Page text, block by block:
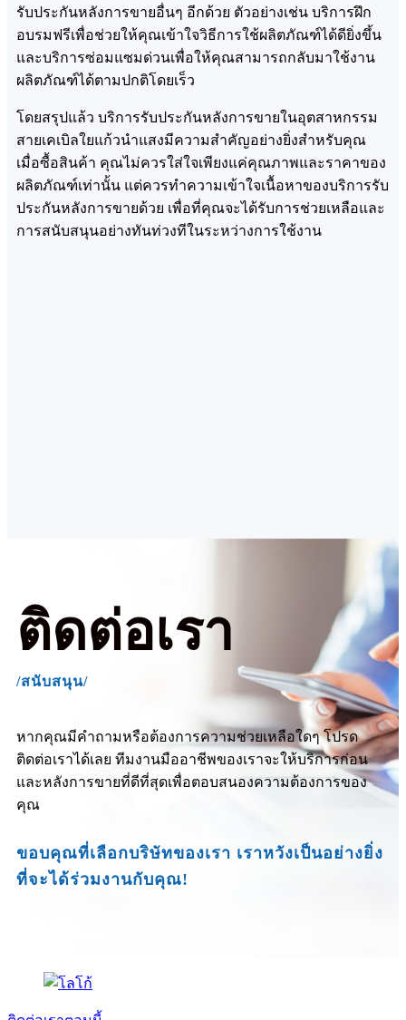
รับประกันหลังการขายอื่นๆ อีกด้วย ตัวอย่างเช่น บริการฝึก
อบรมฟรีเพื่อช่วยให้คุณเข้าใจวิธีการใช้ผลิตภัณฑ์ได้ดียิ่งขึ้น
และบริการซ่อมแซมด่วนเพื่อให้คุณสามารถกลับมาใช้งาน
ผลิตภัณฑ์ได้ตามปกติโดยเร็ว
โดยสรุปแล้ว บริการรับประกันหลังการขายในอุตสาหกรรม
สายเคเบิลใยแก้วนำแสงมีความสำคัญอย่างยิ่งสำหรับคุณ
เมื่อซื้อสินค้า คุณไม่ควรใส่ใจเพียงแค่คุณภาพและราคาของ
ผลิตภัณฑ์เท่านั้น แต่ควรทำความเข้าใจเนื้อหาของบริการรับ
ประกันหลังการขายด้วย เพื่อที่คุณจะได้รับการช่วยเหลือและ
การสนับสนุนอย่างทันท่วงทีในระหว่างการใช้งาน
ติดต่อเรา
/สนับสนุน/
หากคุณมีคำถามหรือต้องการความช่วยเหลือใดๆ โปรด
ติดต่อเราได้เลย ทีมงานมืออาชีพของเราจะให้บริการก่อน
และหลังการขายที่ดีที่สุดเพื่อตอบสนองความต้องการของ
คุณ
ขอบคุณที่เลือกบริษัทของเรา เราหวังเป็นอย่างยิ่ง
ที่จะได้ร่วมงานกับคุณ!